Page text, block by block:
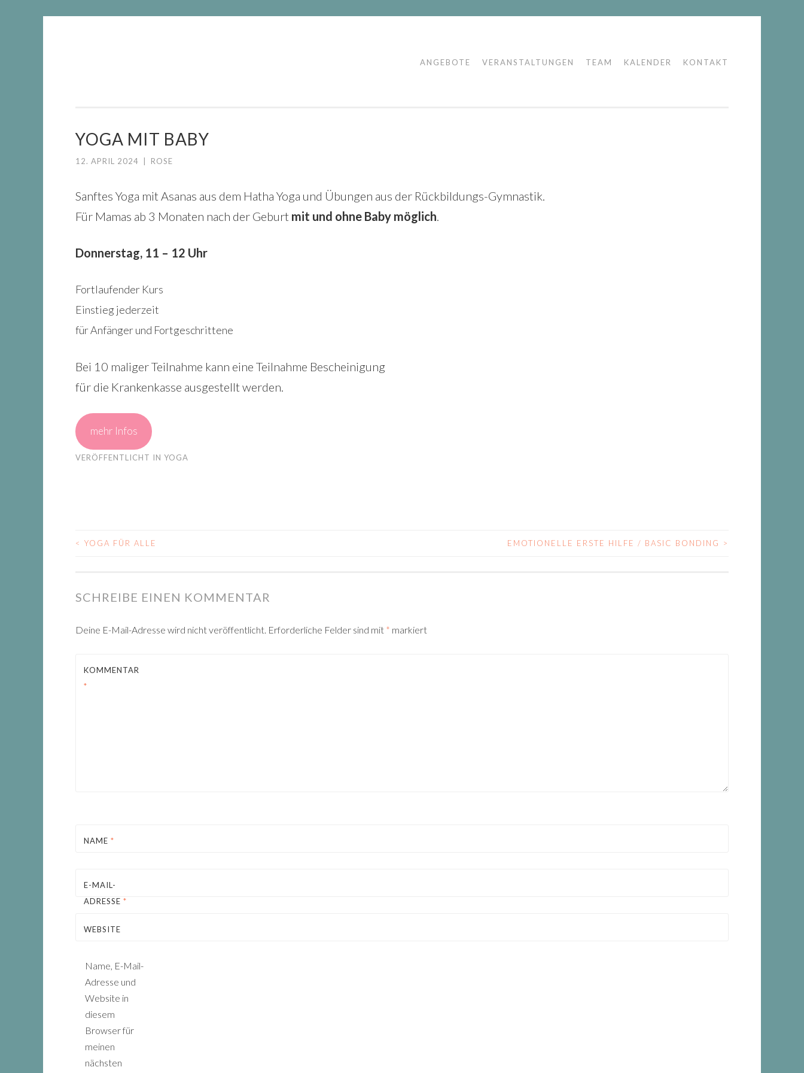
ANGEBOTE VERANSTALTUNGEN TEAM KALENDER KONTAKT
YOGA MIT BABY
12. APRIL 2024 ROSE
Sanftes Yoga mit Asanas aus dem Hatha Yoga und Übungen aus der Rückbildungs-Gymnastik.
Für Mamas ab 3 Monaten nach der Geburt mit und ohne Baby möglich.
Donnerstag, 11 – 12 Uhr
Fortlaufender Kurs
Einstieg jederzeit
für Anfänger und Fortgeschrittene
Bei 10 maliger Teilnahme kann eine Teilnahme Bescheinigung
für die Krankenkasse ausgestellt werden.
mehr Infos
VERÖFFENTLICHT IN YOGA
BEITRAGS-
< YOGA FÜR ALLE EMOTIONELLE ERSTE HILFE / BASIC BONDING >
SCHREIBE EINEN KOMMENTAR
Deine E-Mail-Adresse wird nicht veröffentlicht. Erforderliche Felder sind mit * markiert
KOMMENTAR
*
NAME *
E-MAIL-
ADRESSE *
WEBSITE
Name, E-Mail-
Adresse und
Website in
diesem
Browser für
meinen
nächsten